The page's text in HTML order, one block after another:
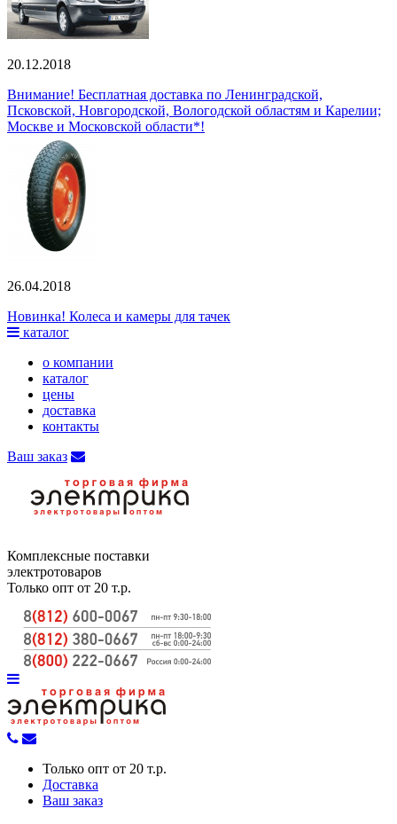
20.12.2018
Внимание! Бесплатная доставка по Ленинградской,
Псковской, Новгородской, Вологодской областям и Карелии;
Москве и Московской области*!
26.04.2018
Новинка! Колеса и камеры для тачек
каталог
о компании
каталог
цены
доставка
контакты
Ваш заказ
Комплексные поставки
электротоваров
Только опт от 20 т.р.
Только опт от 20 т.р.
Доставка
Ваш заказ